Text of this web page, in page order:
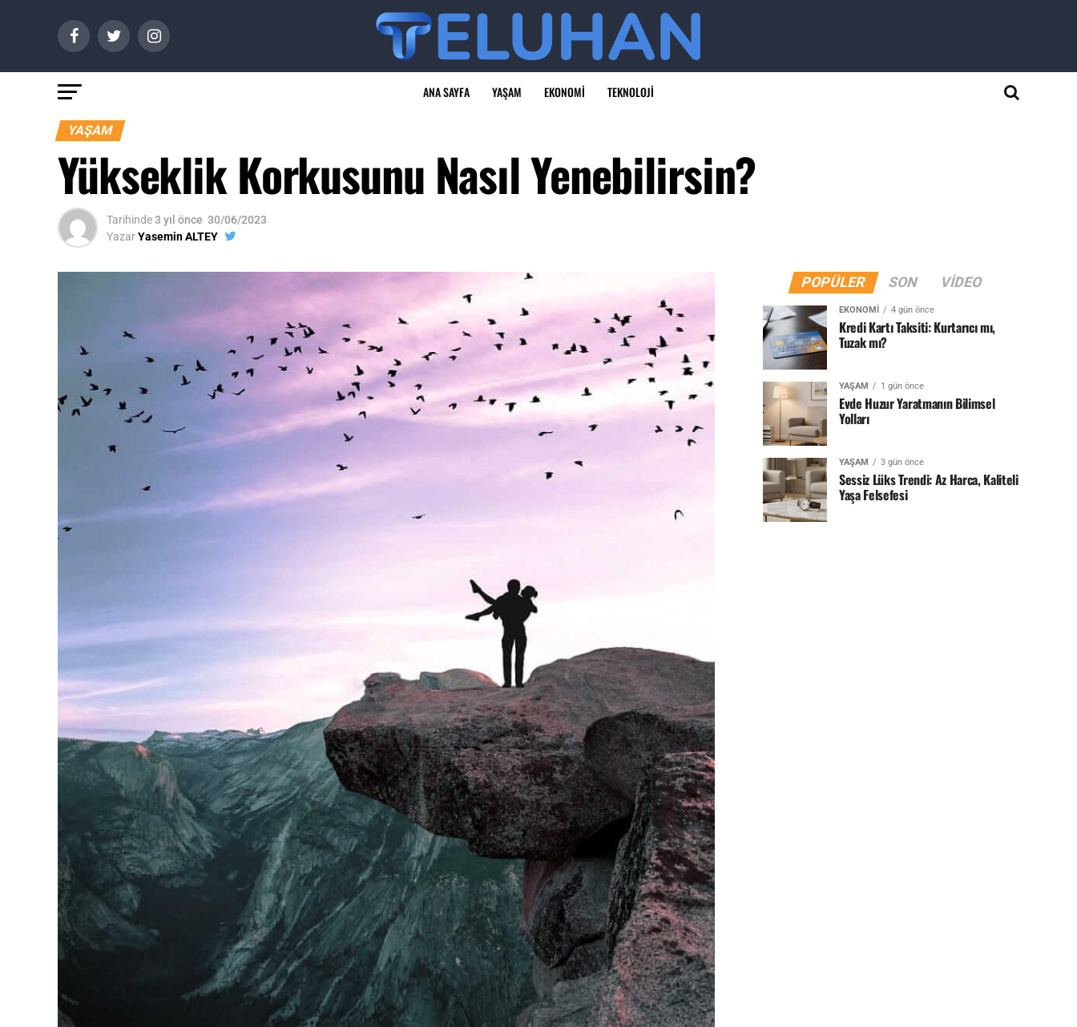
ANA SAYFA YAŞAM EKONOMI TEKNOLOJI
YAŞAM
Yükseklik Korkusunu Nasıl Yenebilirsin?
Tarihinde3 yıl önce 30/06/2023
YazarYasemin ALTEY
POPÜLER SON VIDEO
EKONOMI 4 gün önce
Kredi Kartı Taksiti: Kurtarıcı mı,
Tuzak mı?
YAŞAM 1 gün önce
Evde Huzur Yaratmanın Bilimsel
Yolları
YAŞAM 3 gün önce
Sessiz Lüks Trendi: Az Harca, Kaliteli
Yaşa Felsefesi